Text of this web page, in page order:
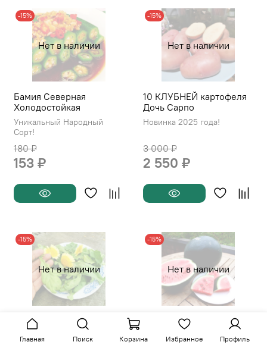
Нет в наличии
-15%
Бамия Северная
Холодостойкая
Уникальный Народный
Сорт!
180 ₽
153 ₽
Нет в наличии
-15%
10 КЛУБНЕЙ картофеля
Дочь Сарпо
Новинка 2025 года!
3 000 ₽
2 550 ₽
Нет в наличии
-15%
皇帝菜茼蒿 - Китайская
Императорская Овощная
Широколистная
Нет в наличии
-15%
Хуми Субак - Чёрный
Рисовый Скороспелый
Арбуз из Кореи - 흑미수
Главная Поиск Корзина Избранное Профиль